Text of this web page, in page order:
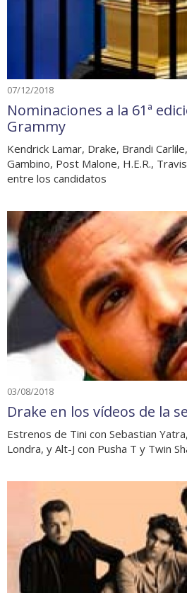
07/12/2018
Nominaciones a la 61ª
Grammy
Kendrick Lamar, Drake, Brandi
Gambino, Post Malone, H.E.R.,
entre los candidatos
03/08/2018
Drake en los vídeos de la
Estrenos de Tini con Sebastian
Londra, y Alt-J con Pusha T y Twin